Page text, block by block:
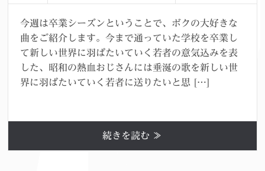
今週は卒業シーズンということで、ボクの大好きな
曲をご紹介します。今まで通っていた学校を卒業し
て新しい世界に羽ばたいていく若者の意気込みを表
した、昭和の熱血おじさんには垂涎の歌を新しい世
界に羽ばたいていく若者に送りたいと思 […]
続きを読む ≫